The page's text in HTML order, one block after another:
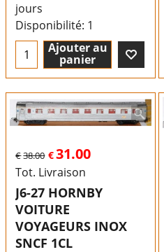
jours
Disponibilité: 1
Ajouter au
panier
€38.00 €31.00
Tot. Livraison
J6-27 HORNBY
VOITURE
VOYAGEURS INOX
SNCF 1CL